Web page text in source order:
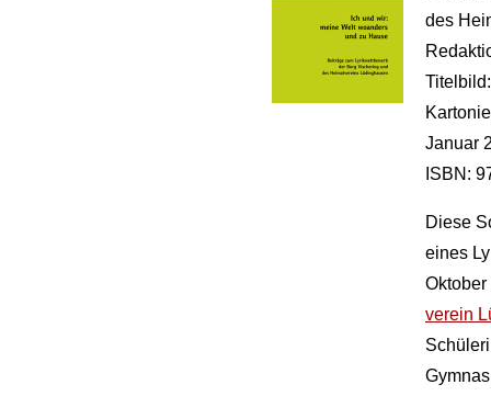
des
Januar
ISBN:
Diese
eines
verein